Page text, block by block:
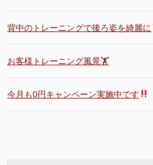
背中のトレーニングで後ろ姿を綺麗に
お客様トレーニング風景🏋️
今月も0円キャンペーン実施中です